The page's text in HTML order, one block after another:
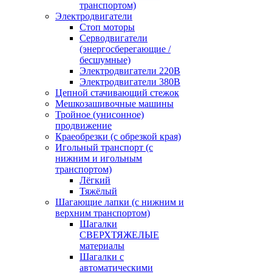
транспортом)
Электродвигатели
Стоп моторы
Серводвигатели
(энергосберегающие /
бесшумные)
Электродвигатели 220В
Электродвигатели 380В
Цепной стачивающий стежок
Мешкозашивочные машины
Тройное (унисонное)
продвижение
Краеобрезки (с обрезкой края)
Игольный транспорт (с
нижним и игольным
транспортом)
Лёгкий
Тяжёлый
Шагающие лапки (с нижним и
верхним транспортом)
Шагалки
СВЕРХТЯЖЕЛЫЕ
материалы
Шагалки с
автоматическими